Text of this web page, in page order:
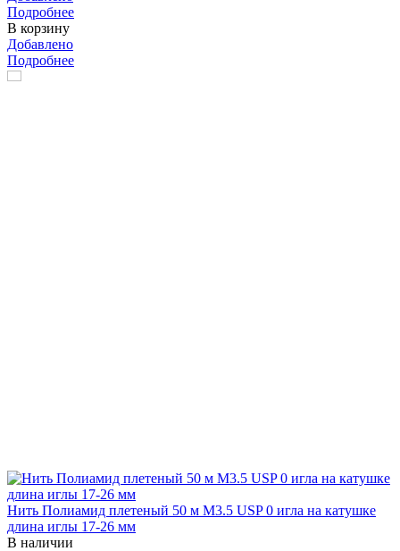
Подробнее
В корзину
Добавлено
Подробнее
Нить Полиамид плетеный 50 м М3.5 USP 0 игла на катушке
длина иглы 17-26 мм
В наличии